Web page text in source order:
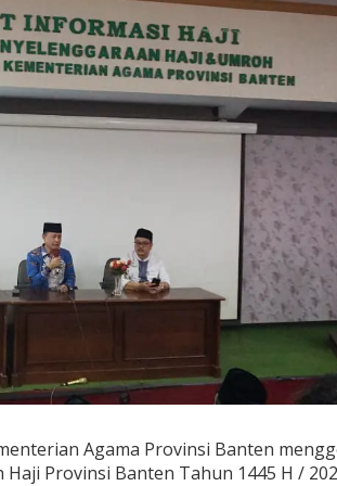
Agama Provinsi Banten
Provinsi Banten Tahun 1445 H /